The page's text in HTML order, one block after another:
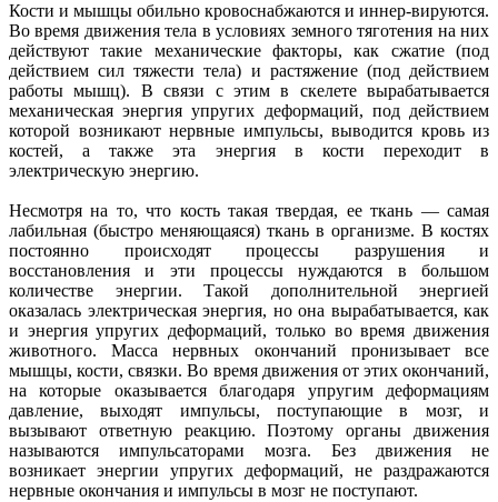
Кости и мышцы обильно кровоснабжаются и иннер-вируются.
Во время движения тела в условиях земного тяготения на них
действуют такие механические факторы, как сжатие (под
действием сил тяжести тела) и растяжение (под действием
работы мышц). В связи с этим в скелете вырабатывается
механическая энергия упругих деформаций, под действием
которой возникают нервные импульсы, выводится кровь из
костей, а также эта энергия в кости переходит в
электрическую энергию.
Несмотря на то, что кость такая твердая, ее ткань — самая
лабильная (быстро меняющаяся) ткань в организме. В костях
постоянно происходят процессы разрушения и
восстановления и эти процессы нуждаются в большом
количестве энергии. Такой дополнительной энергией
оказалась электрическая энергия, но она вырабатывается, как
и энергия упругих деформаций, только во время движения
животного. Масса нервных окончаний пронизывает все
мышцы, кости, связки. Во время движения от этих окончаний,
на которые оказывается благодаря упругим деформациям
давление, выходят импульсы, поступающие в мозг, и
вызывают ответную реакцию. Поэтому органы движения
называются импульсаторами мозга. Без движения не
возникает энергии упругих деформаций, не раздражаются
нервные окончания и импульсы в мозг не поступают.